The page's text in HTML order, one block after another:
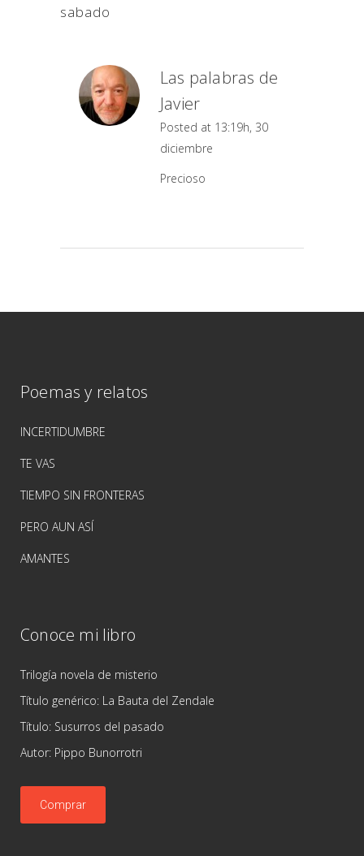
sabado
Las palabras de
Javier
Posted at 13:19h, 30
diciembre
Precioso
Poemas y relatos
INCERTIDUMBRE
TE VAS
TIEMPO SIN FRONTERAS
PERO AUN ASÍ
AMANTES
Conoce mi libro
Trilogía novela de misterio
Título genérico: La Bauta del Zendale
Título: Susurros del pasado
Autor: Pippo Bunorrotri
Comprar